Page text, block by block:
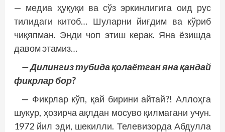
— медиа ҳуқуқи ва сўз эркинлигига оид рус
тилидаги китоб… Шуларни йиғдим ва кўриб
чиқяпман. Энди чоп этиш керак. Яна ёзишда
давом этамиз…
— Дилингиз тубида қолаётган яна қандай
фикрлар бор?
— Фикрлар кўп, қай бирини айтай?! Аллоҳга
шукур, ҳозирча ақлдан мосуво қилмагани учун.
1972 йил эди, шекилли. Телевизорда Абдулла